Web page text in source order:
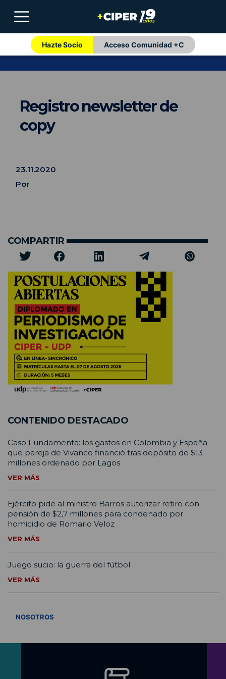
Hazte Socio Acceso Comunidad +C
Registro newsletter de
copy
23.11.2020
Por
COMPARTIR
CONTENIDO DESTACADO
Caso Fundamenta: los gastos en Colombia y España
que pareja de Vivanco financió tras depósito de $13
millones ordenado por Lagos
VER MÁS
Ejército pide al ministro Barros autorizar retiro con
pensión de $2,7 millones para condenado por
homicidio de Romario Veloz
VER MÁS
Juego sucio: la guerra del fútbol
VER MÁS
NOSOTROS